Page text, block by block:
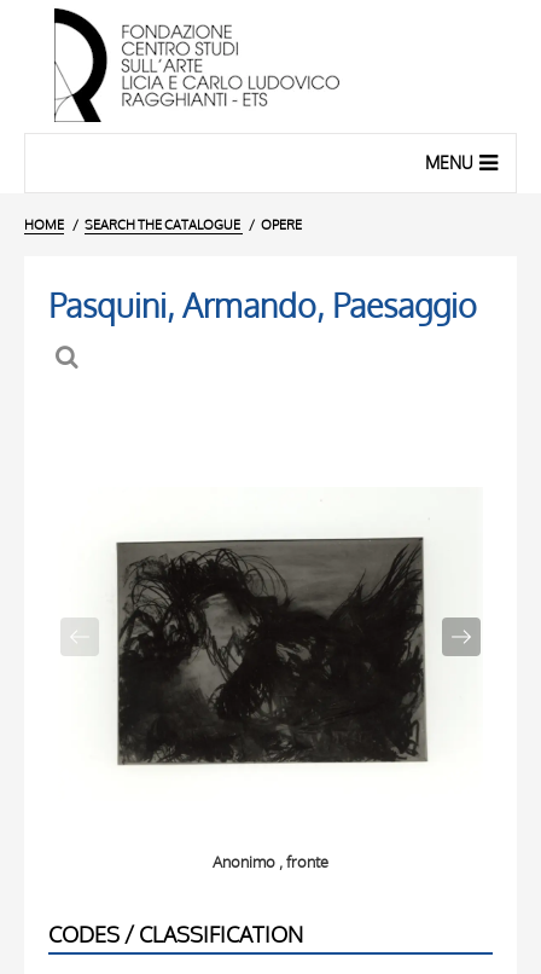
MENU
HOME SEARCH THE CATALOGUE OPERE
Pasquini, Armando, Paesaggio
Anonimo , fronte
CODES / CLASSIFICATION